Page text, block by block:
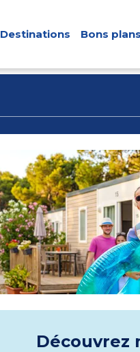
Destinations Bons plans
Découvrez